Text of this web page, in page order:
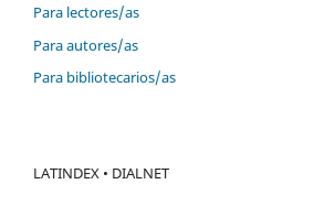
Para lectores/as
Para autores/as
Para bibliotecarios/as
LATINDEX • DIALNET